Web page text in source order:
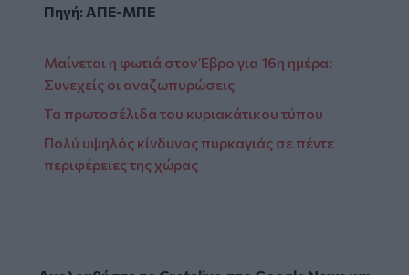
Πηγή: ΑΠΕ-ΜΠΕ
Μαίνεται η φωτιά στον Έβρο για 16η ημέρα:
Συνεχείς οι αναζωπυρώσεις
Τα πρωτοσέλιδα του κυριακάτικου τύπου
Πολύ υψηλός κίνδυνος πυρκαγιάς σε πέντε
περιφέρειες της χώρας